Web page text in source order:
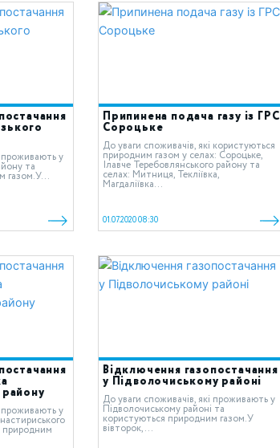
проживають у
та
газом.У...
Припинена подача газу із ГРС
Сороцьке
До уваги споживачів, які користуються
природним газом у селах: Сороцьке,
Ілавче Теребовлянського району та
селах: Митниця, Текліївка,
Магдаліївка...
01.07.2020 08:30
проживають у
природним
Відключення газопостачання
у Підволочиському районі
До уваги споживачів, які проживають у
Підволочиському районі та
користуються природним газом.У
вівторок,...